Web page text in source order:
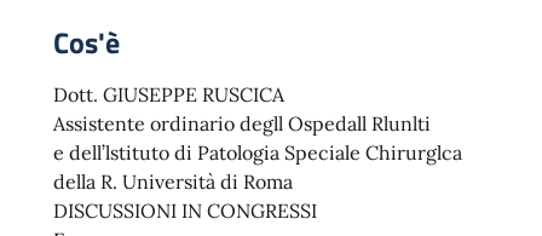
Cos'è
Dott. GIUSEPPE RUSCICA
Assistente ordinario degll Ospedall Rlunlti
e dell’lstituto di Patologia Speciale Chirurglca
della R. Università di Roma
DISCUSSIONI IN CONGRESSI